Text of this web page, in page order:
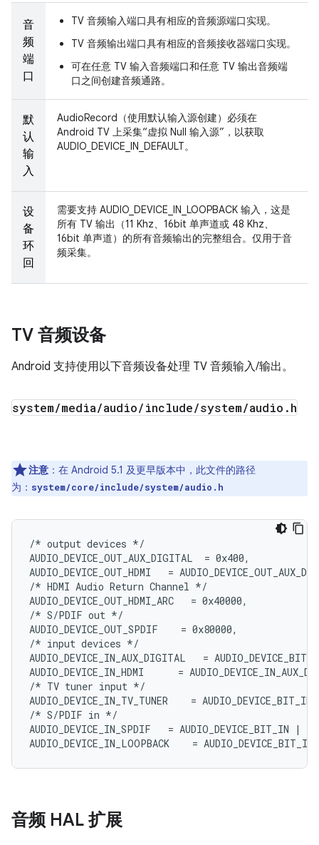
音
频
端
口
TV 音频输入端口具有相应的音频源端口实现。
TV 音频输出端口具有相应的音频接收器端口实现。
可在任意 TV 输入音频端口和任意 TV 输出音频端
口之间创建音频通路。
默
认
输
入
AudioRecord（使用默认输入源创建）必须在
Android TV 上采集“虚拟 Null 输入源”，以获取
AUDIO_DEVICE_IN_DEFAULT。
设
备
环
回
需要支持 AUDIO_DEVICE_IN_LOOPBACK 输入，这是
所有 TV 输出（11 Khz、16bit 单声道或 48 Khz、
16bit 单声道）的所有音频输出的完整组合。仅用于音
频采集。
TV 音频设备
Android 支持使用以下音频设备处理 TV 音频输入/输出。
system/media/audio/include/system/audio .h
注意 ：在 Android 5.1 及更早版本中，此文件的路径
为： system/core/include/system/audio.h
/* output devices */
AUDIO_DEVICE_OUT_AUX_DIGITAL  = 0x400,
AUDIO_DEVICE_OUT_HDMI   =
/* HDMI Audio Return Channel */
AUDIO_DEVICE_OUT_HDMI_ARC   = 0x40000,
/* S/PDIF out */
AUDIO_DEVICE_OUT_SPDIF    = 0x80000,
/* input devices */
AUDIO_DEVICE_IN_AUX_DIGITAL   =
AUDIO_DEVICE_IN_HDMI      =
/* TV tuner input */
AUDIO_DEVICE_IN_TV_TUNER    =
/* S/PDIF in */
AUDIO_DEVICE_IN_SPDIF   = AUDIO_DEVICE_BIT_IN |
音频 HAL 扩展